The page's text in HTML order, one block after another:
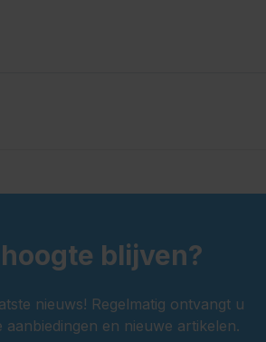
blijven?
nieuws! Regelmatig ontvangt u
en nieuwe artikelen.